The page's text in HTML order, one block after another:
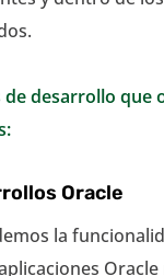
de desarrollo que
Oracle
la